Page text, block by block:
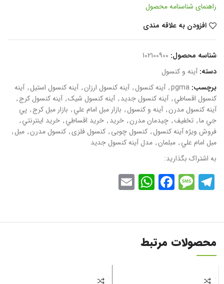
راهنمای شناسنامه محصول
افزودن به علاقه مندی
شناسه محصول: 102100900
دسته: آینه و کنسول
برچسب: pgma
, آینه کنسول, آینه کنسول ارزان, آینه کنسول استیل, آینه
کنسول اقساطي, آینه کنسول جديد, آینه کنسول شيک, آینه کنسول کرج,
آینه کنسول مدرن, آینه و کنسول, بازار مبل امام علي, بازار مبل کرج, پي
جي ما, تخفيف, چيدمان مدرن, خريد, خريد اقساطي, خريد اينترنتي,
فروش ويژه آینه کنسول, کنسول چوبی, کنسول فلزی, کنسول مدرن, مبل,
مبل امام علي, مبلمان, مدل آینه کنسول جديد
به اشتراک بگذارید:
Telegram
Message
Facebook
WhatsApp
محصولات مرتبط